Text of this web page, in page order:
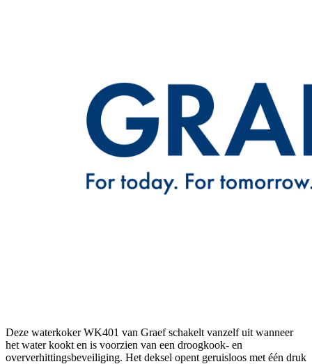
Deze waterkoker WK401 van Graef schakelt vanzelf uit wanneer
het water kookt en is voorzien van een droogkook- en
oververhittingsbeveiliging. Het deksel opent geruisloos met één druk